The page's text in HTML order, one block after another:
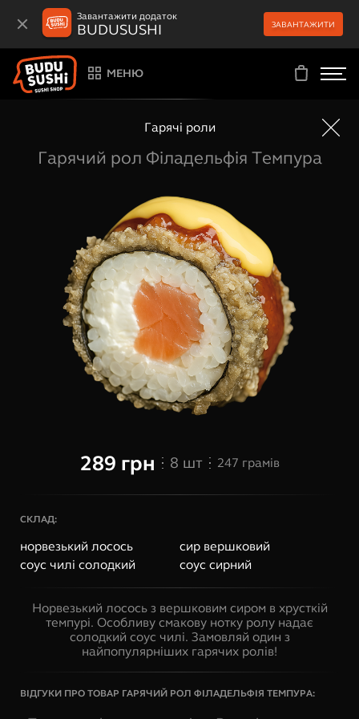
Завантажити додаток
BUDUSUSHI ЗАВАНТАЖИТИ
МЕНЮ
Гарячі роли
Гарячий рол Філадельфія Темпура
289 грн 8 шт 247 грамів
СКЛАД:
норвезький лосось
сир вершковий
соус чилі солодкий
соус сирний
Норвезький лосось з вершковим сиром в хрусткій
темпурі. Особливу смакову нотку ролу надає
солодкий соус чилі. Замовляй один з
найпопулярніших гарячих ролів!
ВІДГУКИ ПРО ТОВАР ГАРЯЧИЙ РОЛ ФІЛАДЕЛЬФІЯ ТЕМПУРА: